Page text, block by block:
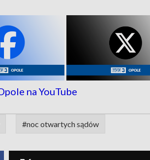
#noc otwartych sądów